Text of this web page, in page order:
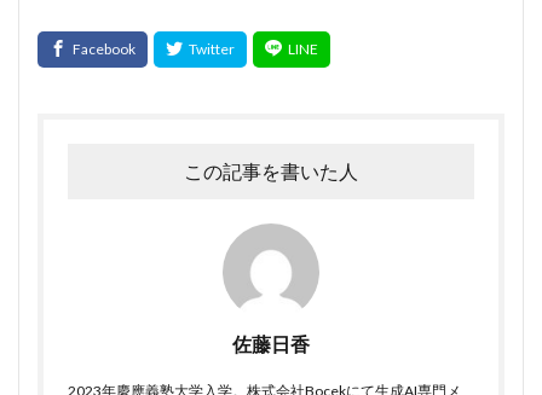
この記事を書いた人
佐藤日香
2023年慶應義塾大学入学。株式会社Bocekにて生成AI専門メ